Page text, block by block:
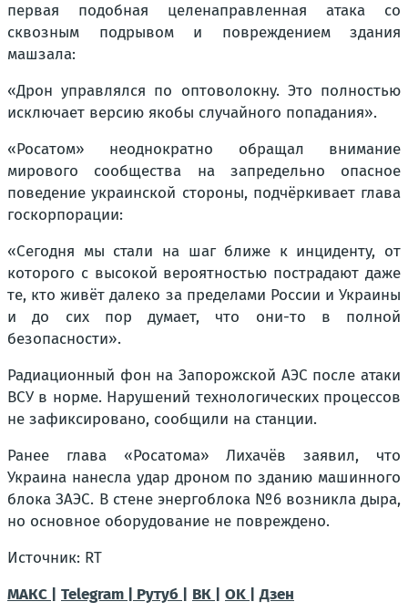
первая подобная целенаправленная атака со
сквозным подрывом и повреждением здания
машзала:
«Дрон управлялся по оптоволокну. Это полностью
исключает версию якобы случайного попадания».
«Росатом» неоднократно обращал внимание
мирового сообщества на запредельно опасное
поведение украинской стороны, подчёркивает глава
госкорпорации:
«Сегодня мы стали на шаг ближе к инциденту, от
которого с высокой вероятностью пострадают даже
те, кто живёт далеко за пределами России и Украины
и до сих пор думает, что они-то в полной
безопасности».
Радиационный фон на Запорожской АЭС после атаки
ВСУ в норме. Нарушений технологических процессов
не зафиксировано, сообщили на станции.
Ранее глава «Росатома» Лихачёв заявил, что
Украина нанесла удар дроном по зданию машинного
блока ЗАЭС. В стене энергоблока №6 возникла дыра,
но основное оборудование не повреждено.
Источник: RT
МАКС |
Telegram | Рутуб | ВК | OK | Дзен